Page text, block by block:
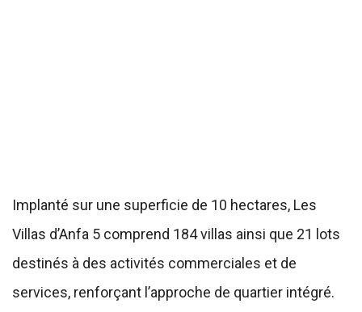
Implanté sur une superficie de 10 hectares, Les
Villas d’Anfa 5 comprend 184 villas ainsi que 21 lots
destinés à des activités commerciales et de
services, renforçant l’approche de quartier intégré.